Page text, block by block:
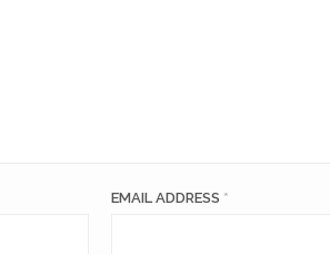
EMAIL ADDRESS *